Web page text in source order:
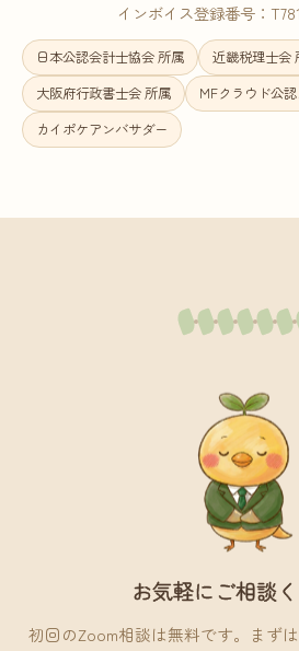
インボイス登録番号：
日本公認会計士協会 所属
近畿税理士会
大阪府行政書士会 所属
MFクラウド公
カイポケアンバサダー
お気軽にご相談
初回のZoom相談は無料です。まず